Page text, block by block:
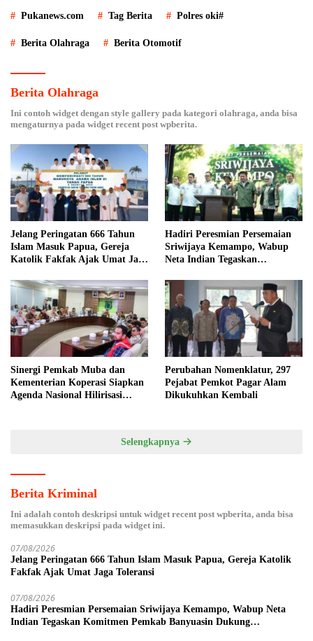
Pukanews.com Tag Berita Polres oki#
Berita Olahraga Berita Otomotif
Berita Olahraga
Ini contoh widget dengan style gallery pada kategori olahraga, anda bisa
mengaturnya pada widget recent post wpberita.
Jelang Peringatan 666 Tahun
Islam Masuk Papua, Gereja
Katolik Fakfak Ajak Umat Jaga
Hadiri Peresmian Persemaian
Sriwijaya Kemampo, Wabup
Neta Indian Tegaskan
Dukung Penghijauan
Sinergi Pemkab Muba dan
Kementerian Koperasi Siapkan
Agenda Nasional Hilirisasi
Perubahan Nomenklatur, 297
Pejabat Pemkot Pagar Alam
Dikukuhkan Kembali
Selengkapnya
Berita Kriminal
Ini adalah contoh deskripsi untuk widget recent post wpberita, anda bisa
memasukkan deskripsi pada widget ini.
07/08/2026
Jelang Peringatan 666 Tahun Islam Masuk Papua, Gereja Katolik
Fakfak Ajak Umat Jaga Toleransi
07/08/2026
Hadiri Peresmian Persemaian Sriwijaya Kemampo, Wabup Neta
Indian Tegaskan Komitmen Pemkab Banyuasin Dukung